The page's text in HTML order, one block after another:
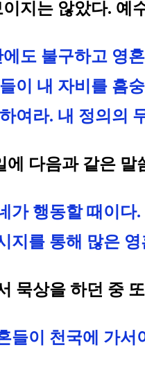
지는 않았다. 예
도 불구하고 영
이 내 자비를 흠
여라. 내 정의의
에 다음과 같은 말
가 행동할 때이다
지를 통해 많은
묵상을 하던 중
들이 천국에 가서